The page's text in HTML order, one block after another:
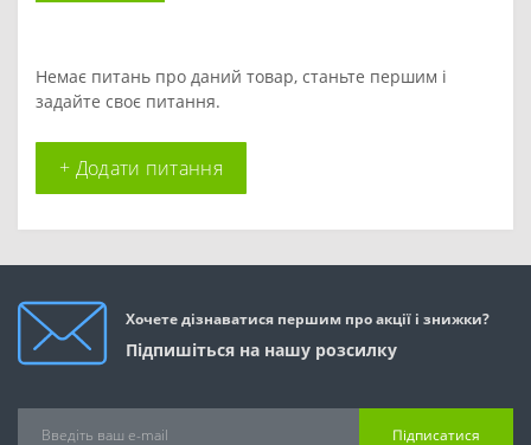
Немає питань про даний товар, станьте першим і
задайте своє питання.
+ Додати питання
Хочете дізнаватися першим про акції і знижки?
Підпишіться на нашу розсилку
Підписатися